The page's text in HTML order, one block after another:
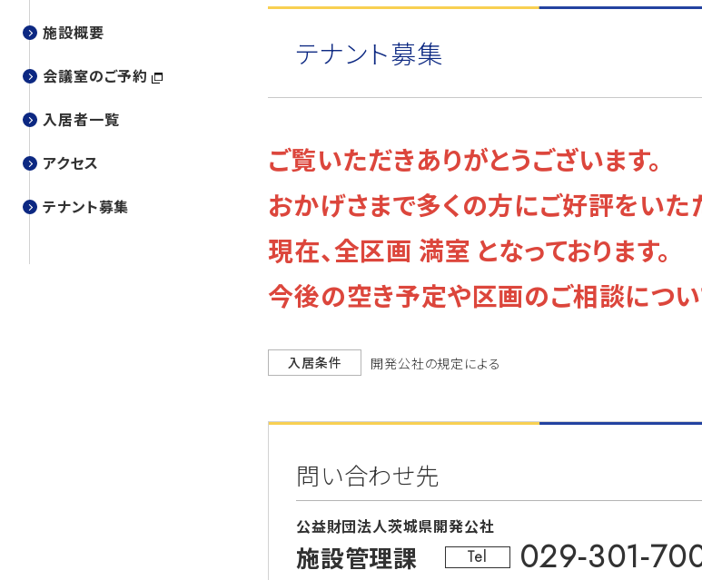
テナント募集
ご覧いただきありがとうございます。
おかげさまで多くの方にご好評をいた
現在、全区画 満室 となっております。
今後の空き予定や区画のご相談につ
入居条件 開発公社の規定による
問い合わせ先
公益財団法人茨城県開発公社
施設管理課 Tel 029-301-
施設概要
会議室のご予約
入居者一覧
アクセス
テナント募集